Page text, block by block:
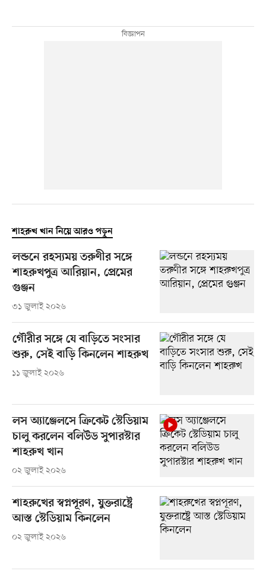
শাহরুখ খান নিয়ে আরও পড়ুন
লন্ডনে রহস্যময় তরুণীর সঙ্গে
শাহরুখপুত্র আরিয়ান, প্রেমের
গুঞ্জন
৩১ জুলাই ২০২৬
গৌরীর সঙ্গে যে বাড়িতে সংসার
শুরু, সেই বাড়ি কিনলেন শাহরুখ
১১ জুলাই ২০২৬
লস অ্যাঞ্জেলসে ক্রিকেট স্টেডিয়াম
চালু করলেন বলিউড সুপারস্টার
শাহরুখ খান
০২ জুলাই ২০২৬
শাহরুখের স্বপ্নপূরণ, যুক্তরাষ্ট্রে
আস্ত স্টেডিয়াম কিনলেন
০২ জুলাই ২০২৬